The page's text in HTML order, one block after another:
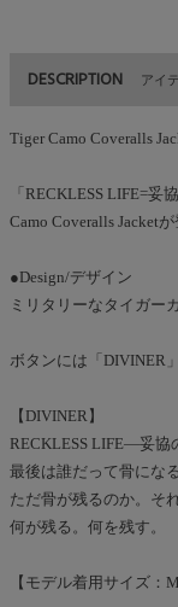
DESCRIPTION アイ
Tiger Camo Coveralls
「RECKLESS LIFE=
Camo Coveralls Jacketが
●Design/デザイン
ミリタリーなタイガー
ボタンには「DIVINER
【DIVINER】
RECKLESS LIFE―妥協
最後は誰だって骨になる
ただ骨が残るのか。そ
何が残る。何を残す。
【モデル着用サイズ：